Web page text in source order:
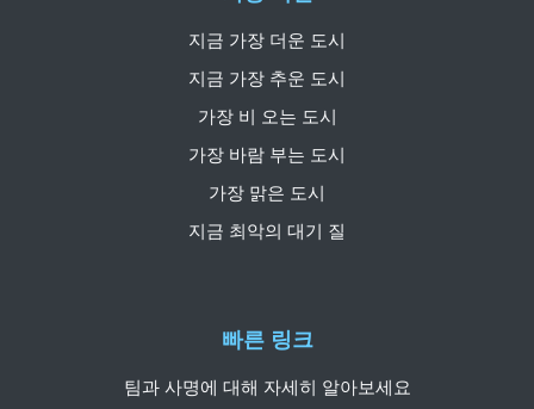
빠른 링크
팀과 사명에 대해 자세히 알아보세요
지금 가장 더운 도시
지금 가장 추운 도시
가장 비 오는 도시
가장 바람 부는 도시
가장 맑은 도시
지금 최악의 대기 질